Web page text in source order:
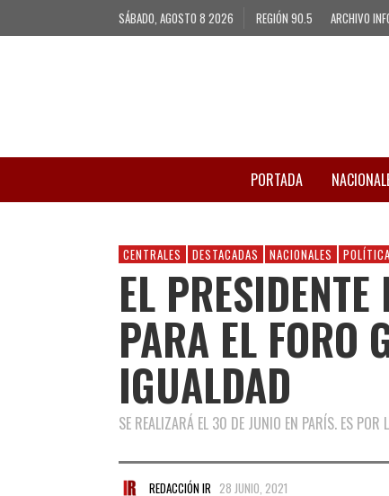
SÁBADO, AGOSTO 8 2026 REGIÓN 90.5 ARCHIVO
PORTADA
CENTRALES DESTACADAS NACIONALES POLÍTICA
EL
PARA EL FORO
IGUALDAD
SE REALIZARÁ EL 30 DE JUNIO EN PARÍS. ES
REDACCIÓN IR 28 JUNIO, 2021